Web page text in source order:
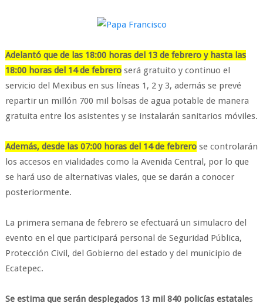
Adelantó que de las 18:00 horas del 13 de febrero y hasta las
18:00 horas del 14 de febreroserá gratuito y continuo el
servicio del Mexibus en sus líneas 1, 2 y 3, además se prevé
repartir un millón 700 mil bolsas de agua potable de manera
gratuita entre los asistentes y se instalarán sanitarios móviles.
Además, desde las 07:00 horas del 14 de febrerose controlarán
los accesos en vialidades como la Avenida Central, por lo que
se hará uso de alternativas viales, que se darán a conocer
posteriormente.
La primera semana de febrero se efectuará un simulacro del
evento en el que participará personal de Seguridad Pública,
Protección Civil, del Gobierno del estado y del municipio de
Ecatepec.
Se estima que serán desplegados 13 mil 840 policías estatales